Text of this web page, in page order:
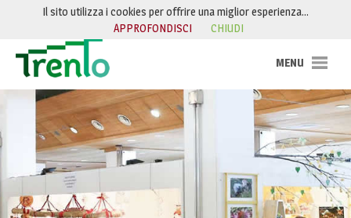
Salta al contenuto
Il sito utilizza i cookies per offrire una miglior esperienza…
APPROFONDISCI
CHIUDI